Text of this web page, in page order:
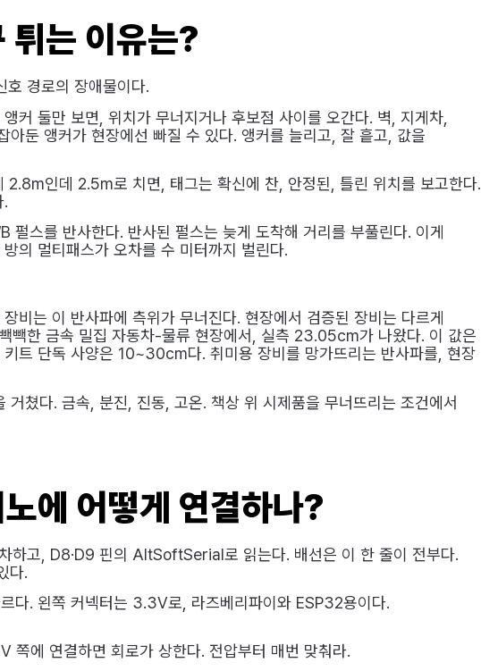
는 이유는?
경로의 장애물이다.
커 둘만 보면, 위치가 무너지거나 후보점 사이를 오간다. 벽, 지게차,
아둔 앵커가 현장에선 빠질 수 있다. 앵커를 늘리고, 잘 흩고, 값을
2.8m인데 2.5m로 치면, 태그는 확신에 찬, 안정된, 틀린 위치를 보고한다.
.
펄스를 반사한다. 반사된 펄스는 늦게 도착해 거리를 부풀린다. 이게
의 멀티패스가 오차를 수 미터까지 벌린다.
비는 이 반사파에 측위가 무너진다. 현장에서 검증된 장비는 다르게
빽한 금속 밀집 자동차-물류 현장에서, 실측 23.05cm가 나왔다. 이 값은
트 단독 사양은 10~30cm다. 취미용 장비를 망가뜨리는 반사파를, 현장
쳤다. 금속, 분진, 진동, 고온. 책상 위 시제품을 무너뜨리는 조건에서
에 어떻게 연결하나?
하고, D8·D9 핀의 AltSoftSerial로 읽는다. 배선은 이 한 줄이 전부다.
다.
다. 왼쪽 커넥터는 3.3V로, 라즈베리파이와 ESP32용이다.
에 연결하면 회로가 상한다. 전압부터 매번 맞춰라.